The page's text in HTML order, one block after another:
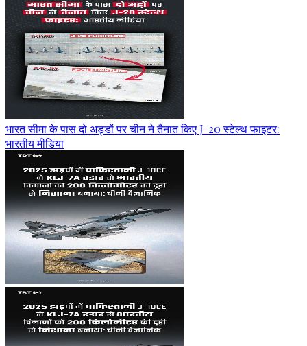
भारत सीमा के पास दो अड्डों पर चीन ने तैनात किए J-20 स्टेल्थ फाइटर:
भारतीय मीडिया